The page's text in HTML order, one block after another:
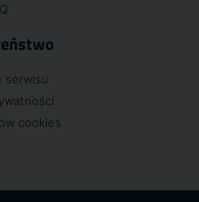
serwisu
cookies